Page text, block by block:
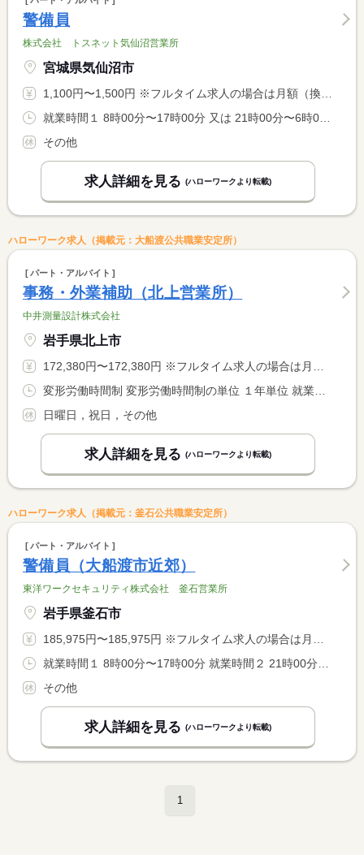
警備員
株式会社 トスネット気仙沼営業所
宮城県気仙沼市
1,100円〜1,500円 ※フルタイム求人の場合は月額（換算額）、パート求人の場合は時間額を表示しています。
その他
求人詳細を見る (ハローワークより転載)
ハローワーク求人（掲載元：大船渡公共職業安定所）
パート・アルバイト
事務・外業補助（北上営業所）
中井測量設計株式会社
岩手県北上市
172,380円〜172,380円 ※フルタイム求人の場合は月額（換算額）、パート求人の場合は時間額を表示しています。
日曜日，祝日，その他
求人詳細を見る (ハローワークより転載)
ハローワーク求人（掲載元：釜石公共職業安定所）
パート・アルバイト
警備員（大船渡市近郊）
東洋ワークセキュリティ株式会社 釜石営業所
岩手県釜石市
185,975円〜185,975円 ※フルタイム求人の場合は月額（換算額）、パート求人の場合は時間額を表示しています。
その他
求人詳細を見る (ハローワークより転載)
1